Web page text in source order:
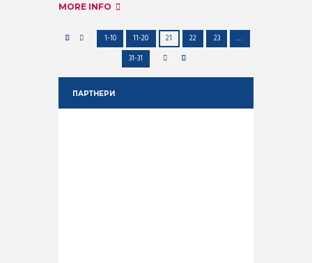
MORE INFO
1-10 11-20 21 22 23
…
31-31
ПАРТНЕРИ